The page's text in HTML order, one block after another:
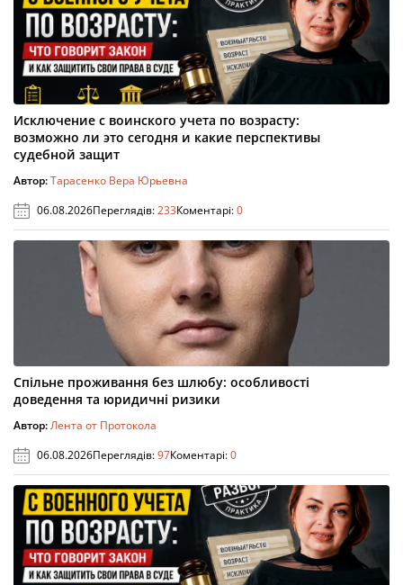
Исключение с воинского учета по возрасту:
возможно ли это сегодня и какие перспективы
судебной защит
Автор:Тарасенко Вера Юрьевна
06.08.2026Переглядів:233Коментарі:0
Спільне проживання без шлюбу: особливості
доведення та юридичні ризики
Автор:Лента от Протокола
06.08.2026Переглядів:97Коментарі:0